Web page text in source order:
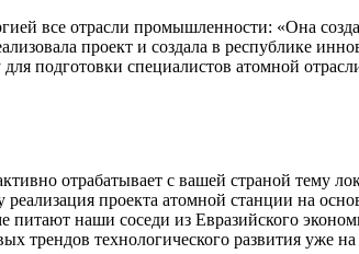
все отрасли промышленности: «Она
проект и создала в республике
подготовки специалистов атомной
отрабатывает с вашей страной тему
проекта атомной станции на
наши соседи из Евразийского
трендов технологического развития уже